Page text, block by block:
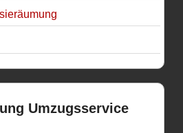
Umzugsservice